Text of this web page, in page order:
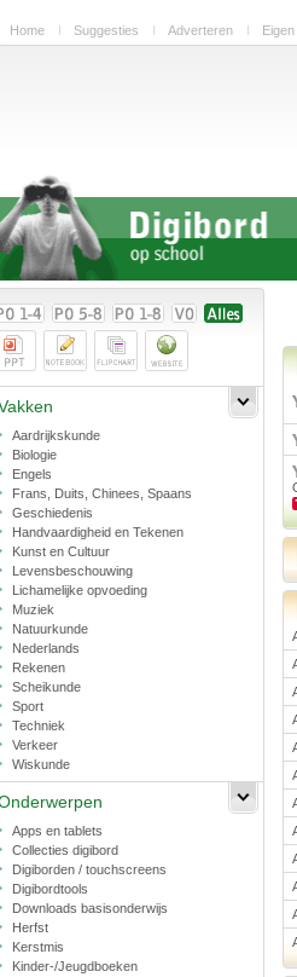
Home Suggesties Adverteren
Aardrijkskunde
Biologie
Engels
Frans, Duits, Chinees, Spaans
Geschiedenis
Handvaardigheid en Tekenen
Kunst en Cultuur
Levensbeschouwing
Lichamelijke opvoeding
Muziek
Natuurkunde
Nederlands
Rekenen
Scheikunde
Sport
Techniek
Verkeer
Wiskunde
Apps en tablets
Collecties digibord
Digiborden / touchscreens
Digibordtools
Downloads basisonderwijs
Herfst
Kerstmis
Kinder-/Jeugdboeken